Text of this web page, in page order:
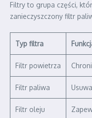
Filtry to grupa części,
zanieczyszczony filtr
Typ filtra
Filtr powietrza
Filtr paliwa
Filtr oleju